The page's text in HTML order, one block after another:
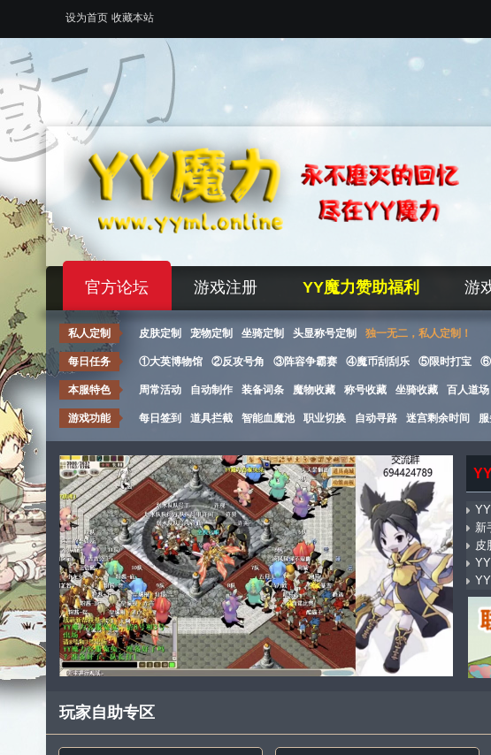
设为首页 收藏本站
官方论坛 游戏注册 YY魔力赞助福利 游
私人定制 皮肤定制 宠物定制 坐骑定制 头显称号定制 独一无二，私人定制！
每日任务 ①大英博物馆 ②反攻号角 ③阵容争霸赛 ④魔币刮刮乐 ⑤限时打宝 ⑥
本服特色 周常活动 自动制作 装备词条 魔物收藏 称号收藏 坐骑收藏 百人道场
游戏功能 每日签到 道具拦截 智能血魔池 职业切换 自动寻路 迷宫剩余时间
新
皮
玩家自助专区